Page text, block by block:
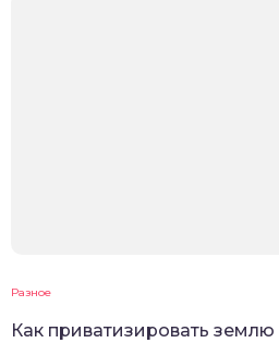
Разное
Как приватизировать